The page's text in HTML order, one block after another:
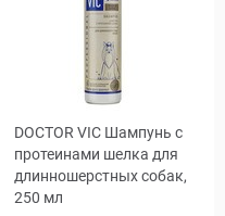
DOCTOR VIC Шампунь с
протеинами шелка для
длинношерстных собак,
250 мл